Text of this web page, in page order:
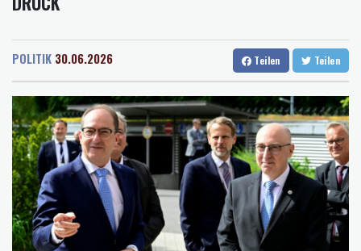
Rostock
Salzburg
58 Soldaten im Jemen bei Huthi-Angriffen getötet - Regierung
UEFA hält an FIFA-Boykott fest - CAF hält zu Infantino
Jemen: 38 Soldaten bei Huthi-Angriffen getötet - Regierung
kündigt Vergeltung an
Mindestens zwei Tote bei Bombenexplosion in Kleinbus nahe
Damaskus
Real Madrid verlängert mit Vinicius Jr. bis 2032
Schwimm-EM: Eikermann und Rösler gewinnen Silber und Bronze
Syrische Staatsmedien: Bombe in Kleinbus nahe Damaskus
explodiert
POLITIK 30.06.2026 Teilen Teilen